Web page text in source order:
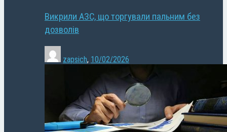
Викрили АЗС, що торгували пальним без
дозволів
zapsich, 10/02/2026